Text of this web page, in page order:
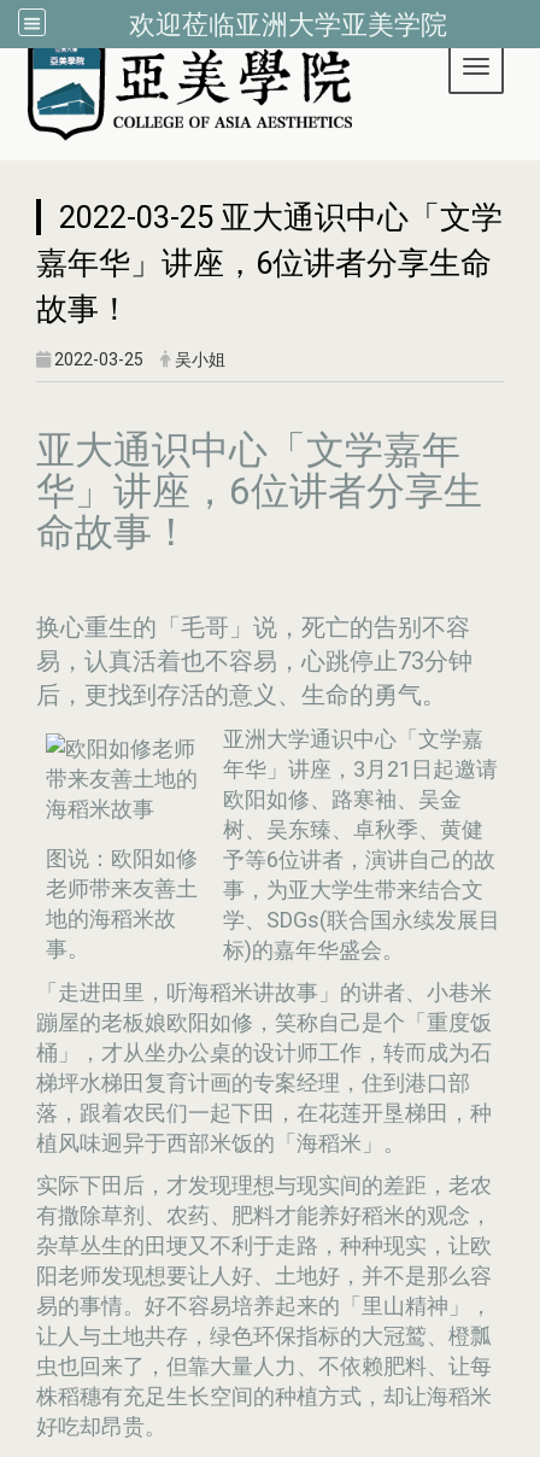
欢迎莅临亚洲大学亚美学院
Toggle
2022-03-25 亚大通识中心「文学
嘉年华」讲座，6位讲者分享生命
故事！
2022-03-25 吴小姐
亚大通识中心「文学嘉年
华」讲座，6位讲者分享生
命故事！
换心重生的「毛哥」说，死亡的告别不容
易，认真活着也不容易，心跳停止73分钟
后，更找到存活的意义、生命的勇气。
图说：欧阳如修
老师带来友善土
地的海稻米故
事。
亚洲大学通识中心「文学嘉
年华」讲座，3月21日起邀请
欧阳如修、路寒袖、吴金
树、吴东臻、卓秋季、黄健
予等6位讲者，演讲自己的故
事，为亚大学生带来结合文
学、SDGs(联合国永续发展目
标)的嘉年华盛会。
「走进田里，听海稻米讲故事」的讲者、小巷米
蹦屋的老板娘欧阳如修，笑称自己是个「重度饭
桶」，才从坐办公桌的设计师工作，转而成为石
梯坪水梯田复育计画的专案经理，住到港口部
落，跟着农民们一起下田，在花莲开垦梯田，种
植风味迥异于西部米饭的「海稻米」。
实际下田后，才发现理想与现实间的差距，老农
有撒除草剂、农药、肥料才能养好稻米的观念，
杂草丛生的田埂又不利于走路，种种现实，让欧
阳老师发现想要让人好、土地好，并不是那么容
易的事情。好不容易培养起来的「里山精神」，
让人与土地共存，绿色环保指标的大冠鹫、橙瓢
虫也回来了，但靠大量人力、不依赖肥料、让每
株稻穗有充足生长空间的种植方式，却让海稻米
好吃却昂贵。